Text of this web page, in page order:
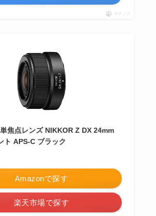
ポチップ
焦点レンズ NIKKOR Z DX 24mm
ト APS-C ブラック
Amazonで探す
楽天市場で探す